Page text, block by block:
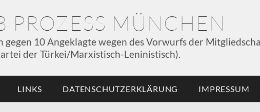
PROZESS MÜNCHEN
10 Angeklagte wegen des Vorwurfs der
der Türkei/Marxistisch-Leninistisch).
LINKS DATENSCHUTZERKLÄRUNG IMPRESSUM